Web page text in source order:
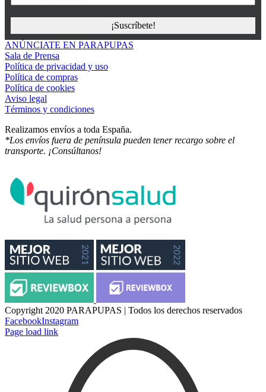
ANÚNCIATE EN PARAPUPAS
Sala de Prensa
Política de privacidad y uso
Política de compras
Política de cookies
Aviso legal
Términos y condiciones
Realizamos envíos a toda España.
*Los envíos fuera de península pueden tener recargo sobre el
transporte. ¡Consúltanos!
Copyright 2020 PARAPUPAS | Todos los derechos reservados
FacebookInstagram
Page load link